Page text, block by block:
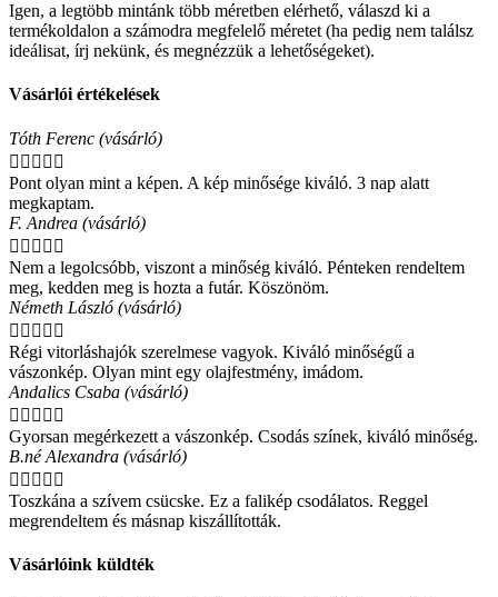
Igen, a legtöbb mintánk több méretben elérhető, válaszd ki a
termékoldalon a számodra megfelelő méretet (ha pedig nem találsz
ideálisat, írj nekünk, és megnézzük a lehetőségeket).
Vásárlói értékelések
Tóth Ferenc (vásárló)
    
Pont olyan mint a képen. A kép minősége kiváló. 3 nap alatt
megkaptam.
F. Andrea (vásárló)
    
Nem a legolcsóbb, viszont a minőség kiváló. Pénteken rendeltem
meg, kedden meg is hozta a futár. Köszönöm.
Németh László (vásárló)
    
Régi vitorláshajók szerelmese vagyok. Kiváló minőségű a
vászonkép. Olyan mint egy olajfestmény, imádom.
Andalics Csaba (vásárló)
    
Gyorsan megérkezett a vászonkép. Csodás színek, kiváló minőség.
B.né Alexandra (vásárló)
    
Toszkána a szívem csücske. Ez a falikép csodálatos. Reggel
megrendeltem és másnap kiszállították.
Vásárlóink küldték